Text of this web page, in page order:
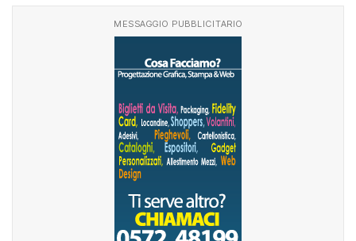
MESSAGGIO PUBBLICITARIO